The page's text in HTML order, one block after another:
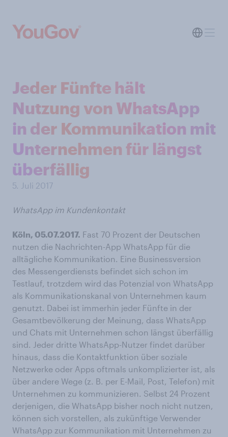
Jeder Fünfte hält
Nutzung von WhatsApp
in der Kommunikation mit
Unternehmen für längst
überfällig
5. Juli 2017
WhatsApp im Kundenkontakt
Köln, 05.07.2017. Fast 70 Prozent der Deutschen
nutzen die Nachrichten-App WhatsApp für die
alltägliche Kommunikation. Eine Businessversion
des Messengerdiensts befindet sich schon im
Testlauf, trotzdem wird das Potenzial von WhatsApp
als Kommunikationskanal von Unternehmen kaum
genutzt. Dabei ist immerhin jeder Fünfte in der
Gesamtbevölkerung der Meinung, dass WhatsApp
und Chats mit Unternehmen schon längst überfällig
sind. Jeder dritte WhatsApp-Nutzer findet darüber
hinaus, dass die Kontaktfunktion über soziale
Netzwerke oder Apps oftmals unkomplizierter ist, als
über andere Wege (z. B. per E-Mail, Post, Telefon) mit
Unternehmen zu kommunizieren. Selbst 24 Prozent
derjenigen, die WhatsApp bisher noch nicht nutzen,
können sich vorstellen, als zukünftige Verwender
WhatsApp zur Kommunikation mit Unternehmen zu